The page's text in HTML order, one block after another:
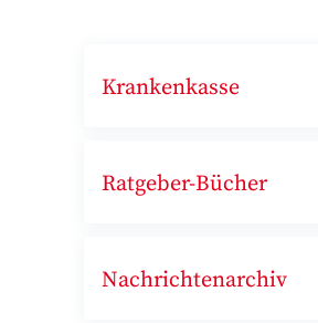
Krankenkasse
Ratgeber-Bücher
Nachrichtenarchiv